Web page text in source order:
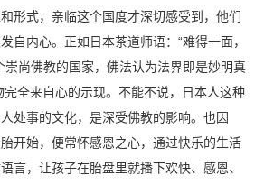
形式，亲临这个国度才深切感受到，他们
自内心。正如日本茶道师语：“难得一面，
崇尚佛教的国家，佛法认为法界即是妙明真
全来自心的示现。不能不说，日本人这种
处事的文化，是深受佛教的影响。也因
开始，便常怀感恩之心，通过快乐的生活
言，让孩子在胎盘里就播下欢快、感恩、